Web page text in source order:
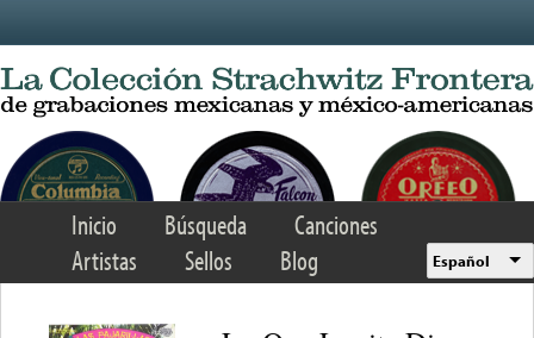
Inicio Búsqueda
Canciones
Artistas
Sellos Blog Español